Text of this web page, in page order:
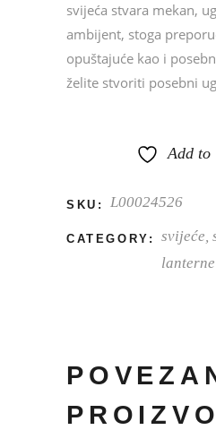
svijeća stvara mekan,
ambijent, stoga
opuštajuće kao i
želite stvoriti posebni
Add to
SKU: L00024526
CATEGORY:
svijeće,
lanterne